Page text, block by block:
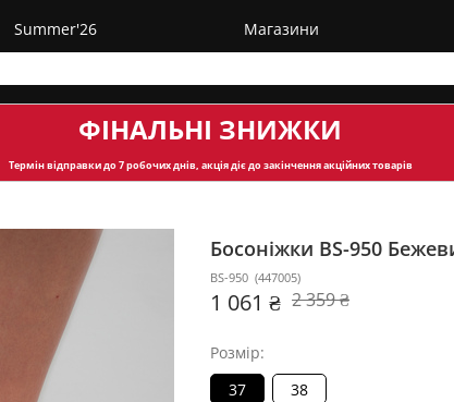
Summer'26 Магазини
ФІНАЛЬНІ ЗНИЖКИ
Термін відправкидо 7 робочих днів, акція діє до закінчення акційних товарів
Босоніжки BS-950
BS-950 (447005)
1 061 ₴ 2 359 ₴
Розмір:
37
38